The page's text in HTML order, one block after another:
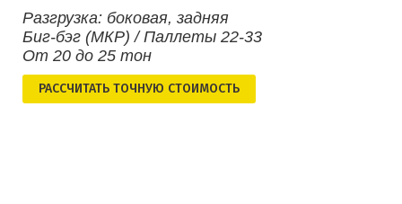
Разгрузка: боковая, задняя
Биг-бэг (МКР) / Паллеты 22-33
От 20 до 25 тон
РАСCЧИТАТЬ ТОЧНУЮ СТОИМОСТЬ